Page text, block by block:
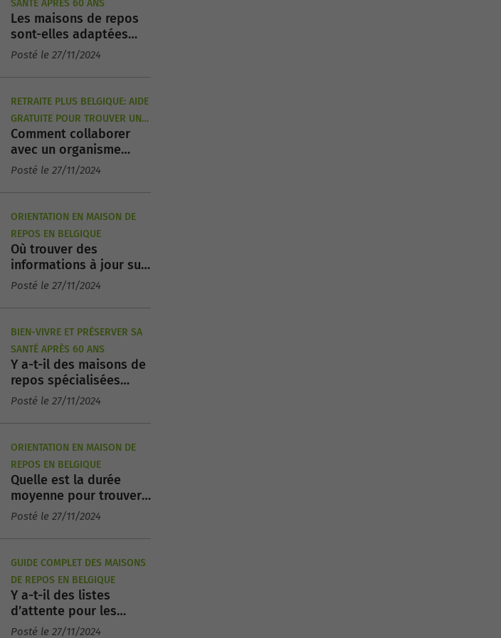
SANTÉ APRÈS 60 ANS
Les maisons de repos
sont-elles adaptées
pour des patients
Posté le 27/11/2024
RETRAITE PLUS BELGIQUE: AIDE
GRATUITE POUR TROUVER UNE
MAISON DE REPOS
Comment collaborer
avec un organisme
d’orientation pour
Belgique ?
Posté le 27/11/2024
ORIENTATION EN MAISON DE
REPOS EN BELGIQUE
Où trouver des
informations à jour sur
les maisons de repos
Posté le 27/11/2024
BIEN-VIVRE ET PRÉSERVER SA
SANTÉ APRÈS 60 ANS
Y a-t-il des maisons de
repos spécialisées
pour les soins
Posté le 27/11/2024
ORIENTATION EN MAISON DE
REPOS EN BELGIQUE
Quelle est la durée
moyenne pour trouver
une maison de repos
Posté le 27/11/2024
GUIDE COMPLET DES MAISONS
DE REPOS EN BELGIQUE
Y a-t-il des listes
d’attente pour les
maisons de repos
Posté le 27/11/2024